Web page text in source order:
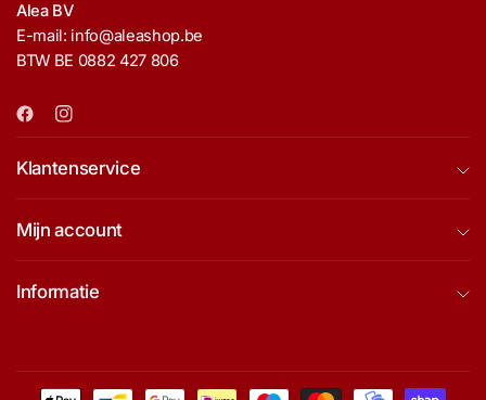
Alea BV
E-mail: info@aleashop.be
BTW BE 0882 427 806
Klantenservice
Mijn account
Informatie